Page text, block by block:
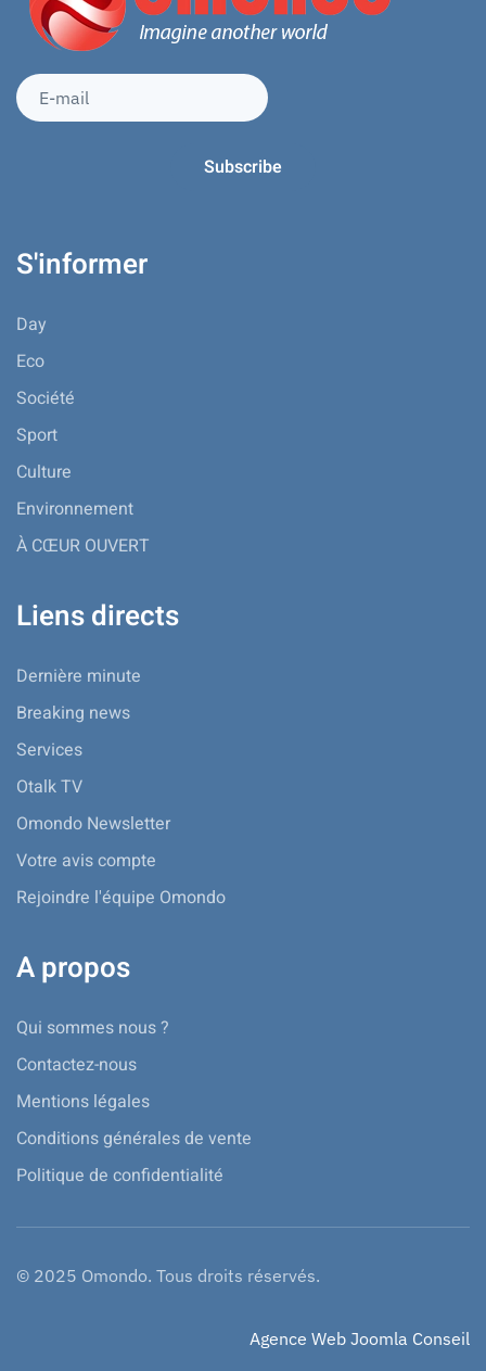
S'informer
Day
Eco
Société
Sport
Culture
Environnement
À CŒUR OUVERT
Liens directs
Dernière minute
Breaking news
Services
Otalk TV
Omondo Newsletter
Votre avis compte
Rejoindre l'équipe Omondo
A propos
Qui sommes nous ?
Contactez-nous
Mentions légales
Conditions générales de vente
Politique de confidentialité
© 2025 Omondo. Tous droits réservés.
Agence Web Joomla Conseil